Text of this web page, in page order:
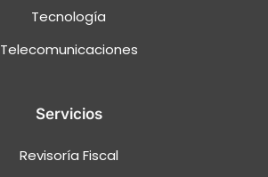
Tecnología
Telecomunicaciones
Servicios
Revisoría Fiscal